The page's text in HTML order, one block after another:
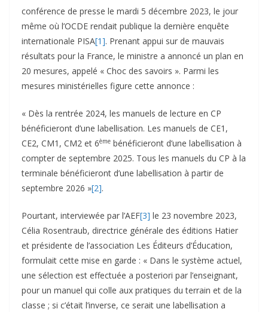
conférence de presse le mardi 5 décembre 2023, le jour
même où l’OCDE rendait publique la dernière enquête
internationale PISA[1]. Prenant appui sur de mauvais
résultats pour la France, le ministre a annoncé un plan en
20 mesures, appelé « Choc des savoirs ». Parmi les
mesures ministérielles figure cette annonce :
« Dès la rentrée 2024, les manuels de lecture en CP
bénéficieront d’une labellisation. Les manuels de CE1,
CE2, CM1, CM2 et 6ème bénéficieront d’une labellisation à
compter de septembre 2025. Tous les manuels du CP à la
terminale bénéficieront d’une labellisation à partir de
septembre 2026 »[2].
Pourtant, interviewée par l’AEF[3] le 23 novembre 2023,
Célia Rosentraub, directrice générale des éditions Hatier
et présidente de l’association Les Éditeurs d’Éducation,
formulait cette mise en garde : « Dans le système actuel,
une sélection est effectuée a posteriori par l’enseignant,
pour un manuel qui colle aux pratiques du terrain et de la
classe ; si c’était l’inverse, ce serait une labellisation a